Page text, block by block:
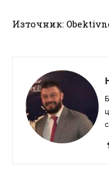
Източник: